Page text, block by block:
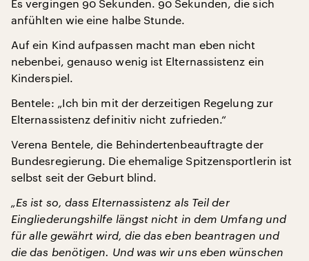
Es vergingen 90 Sekunden. 90 Sekunden, die sich
anfühlten wie eine halbe Stunde.
Auf ein Kind aufpassen macht man eben nicht
nebenbei, genauso wenig ist Elternassistenz ein
Kinderspiel.
Bentele: „Ich bin mit der derzeitigen Regelung zur
Elternassistenz definitiv nicht zufrieden.“
Verena Bentele, die Behindertenbeauftragte der
Bundesregierung. Die ehemalige Spitzensportlerin ist
selbst seit der Geburt blind.
„Es ist so, dass Elternassistenz als Teil der
Eingliederungshilfe längst nicht in dem Umfang und
für alle gewährt wird, die das eben beantragen und
die das benötigen. Und was wir uns eben wünschen